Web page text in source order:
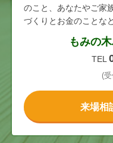
のこと、あなたやご家
づくりとお金のことな
もみの
TEL
(
来場相